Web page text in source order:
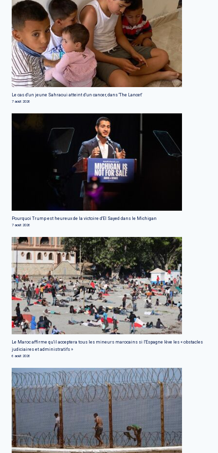
Le cas d'un jeune Sahraoui atteint d'un cancer, dans 'The Lancet'
7 août 2026
Pourquoi Trump est heureux de la victoire d'El Sayed dans le Michigan
7 août 2026
Le Maroc affirme qu'il acceptera tous les mineurs marocains si l'Espagne lève les « obstacles
judiciaires et administratifs »
6 août 2026